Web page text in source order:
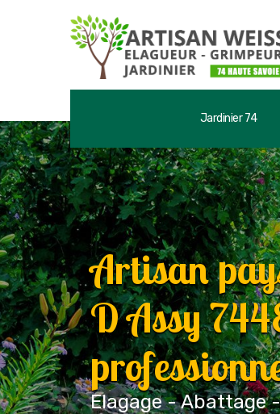
Jardinier 74
Artisan
D Assy
Elagage - Abattage